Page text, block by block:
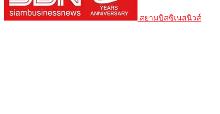
สยามบิสซิเนสนิวส์